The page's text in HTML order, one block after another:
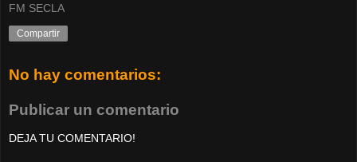
FM SECLA
Compartir
No hay comentarios:
Publicar un comentario
DEJA TU COMENTARIO!